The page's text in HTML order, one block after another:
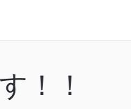
！！